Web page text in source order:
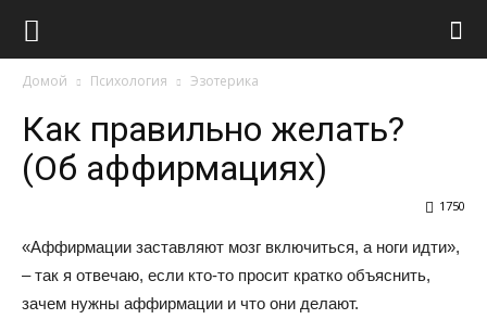
Домой Психология Эзотерика
Как правильно желать?
(Об аффирмациях)
1750
«Аффирмации заставляют мозг включиться, а ноги идти»,
– так я отвечаю, если кто-то просит кратко объяснить,
зачем нужны аффирмации и что они делают.